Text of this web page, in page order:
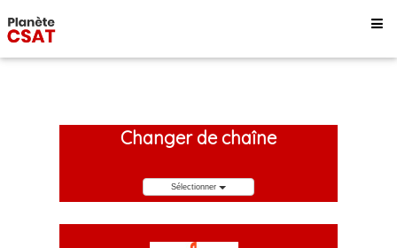
Changer de chaîne
Sélectionner